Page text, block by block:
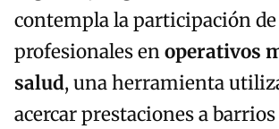
contempla la participación de
profesionales enoperativos
salud, una herramienta
acercar prestaciones a